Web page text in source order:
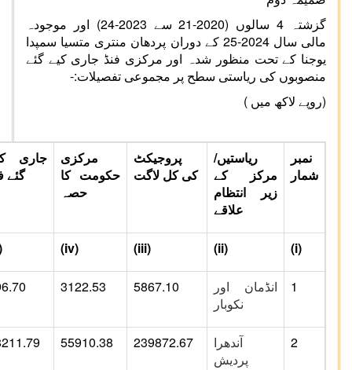
گزشتہ 4 سالوں (2020-21 سے 2023-24) اور موجودہ
مالی سال 2024-25 کے دوران پردھان منتری متسیا سمپدا
یوجنا کے تحت منظور شدہ اور مرکزی فنڈ جاری کیے گئے
منصوبوں کی ریاستی سطح پر مجموعی تفصیلات:-
(روپے لاکھ میں )
نمبر
شمار
ریاستیں/
مرکز کے
زیر انتظام
علاقے
پروجیکٹ
کی کل لاگت
مرکزی
حکومت کا
حصہ
جاری
گئے
(i)
(ii)
(iii)
(iv)
1
انڈمان اور
نکوبار
5867.10
3122.53
2
آندھرا
پردیش
239872.67
55910.38